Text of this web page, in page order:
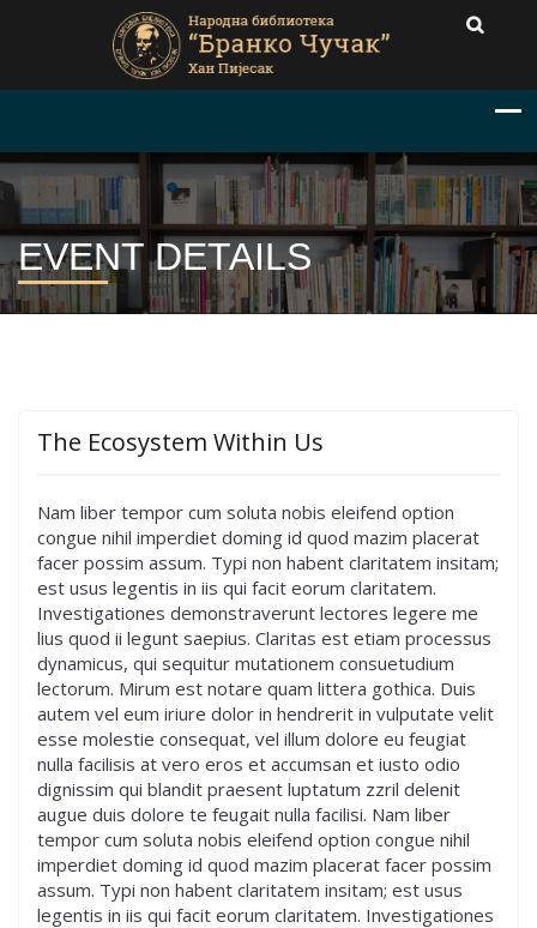
EVENT DETAILS
The Ecosystem Within Us
Nam liber tempor cum soluta nobis eleifend option
congue nihil imperdiet doming id quod mazim placerat
facer possim assum. Typi non habent claritatem insitam;
est usus legentis in iis qui facit eorum claritatem.
Investigationes demonstraverunt lectores legere me
lius quod ii legunt saepius. Claritas est etiam processus
dynamicus, qui sequitur mutationem consuetudium
lectorum. Mirum est notare quam littera gothica. Duis
autem vel eum iriure dolor in hendrerit in vulputate velit
esse molestie consequat, vel illum dolore eu feugiat
nulla facilisis at vero eros et accumsan et iusto odio
dignissim qui blandit praesent luptatum zzril delenit
augue duis dolore te feugait nulla facilisi. Nam liber
tempor cum soluta nobis eleifend option congue nihil
imperdiet doming id quod mazim placerat facer possim
assum. Typi non habent claritatem insitam; est usus
legentis in iis qui facit eorum claritatem. Investigationes